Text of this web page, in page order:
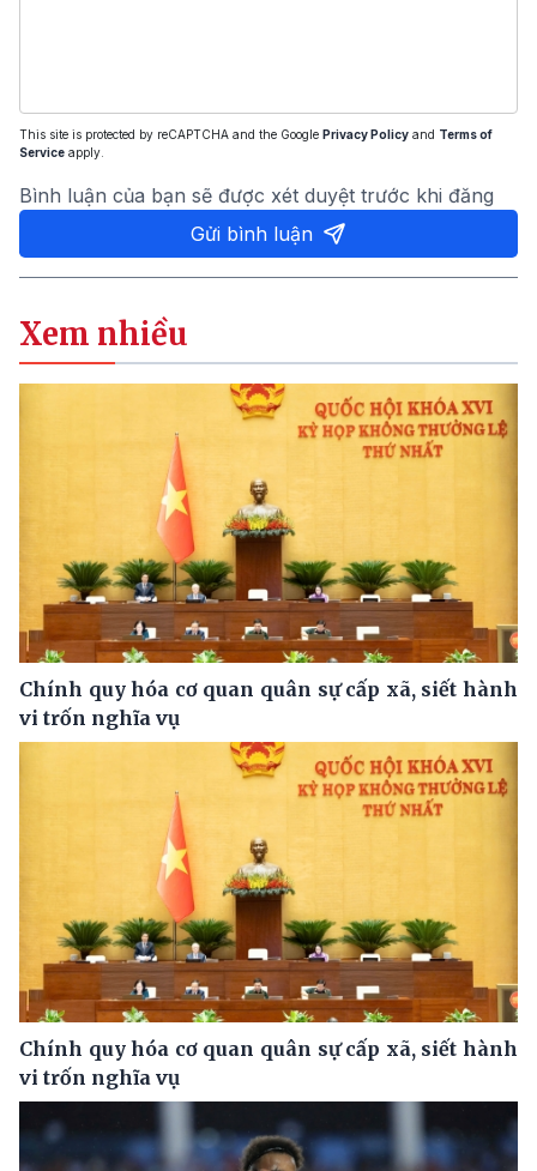
This site is protected by reCAPTCHA and the Google Privacy Policy and Terms of
Service apply.
Bình luận của bạn sẽ được xét duyệt trước khi đăng
Gửi bình luận
Xem nhiều
Chính quy hóa cơ quan quân sự cấp xã, siết hành
vi trốn nghĩa vụ
Chính quy hóa cơ quan quân sự cấp xã, siết hành
vi trốn nghĩa vụ